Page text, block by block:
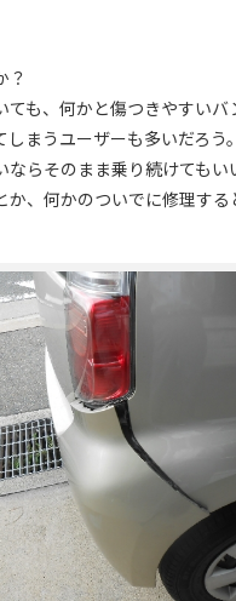
？
も、何かと傷つきやすいバ
まうユーザーも多いだろう。
ならそのまま乗り続けてもい
か、何かのついでに修理す